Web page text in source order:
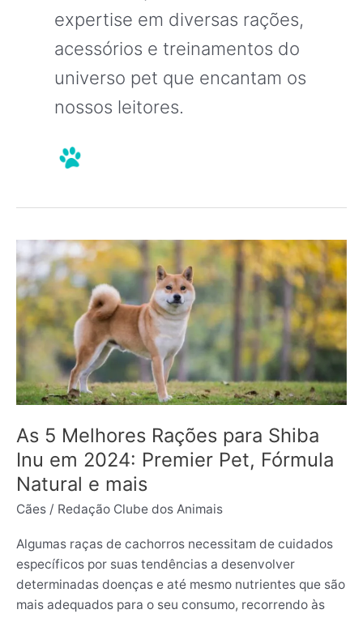
expertise em diversas rações,
acessórios e treinamentos do
universo pet que encantam os
nossos leitores.
As 5 Melhores Rações para Shiba
Inu em 2024: Premier Pet, Fórmula
Natural e mais
Cães / Redação Clube dos Animais
Algumas raças de cachorros necessitam de cuidados
específicos por suas tendências a desenvolver
determinadas doenças e até mesmo nutrientes que são
mais adequados para o seu consumo, recorrendo às
As
Melhores
Rações
para
Inu
em
Premier
Pet,
Fórmula
Natural
e